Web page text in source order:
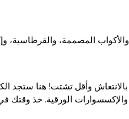
المصممة، والقرطاسية،
وأقل تشتت! هنا ستجد
والإكسسوارات الورقية. خذ